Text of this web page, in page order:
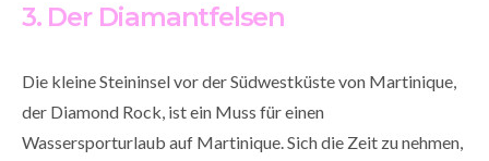
3. Der Diamantfelsen
Die kleine Steininsel vor der Südwestküste von Martinique,
der Diamond Rock, ist ein Muss für einen
Wassersporturlaub auf Martinique. Sich die Zeit zu nehmen,